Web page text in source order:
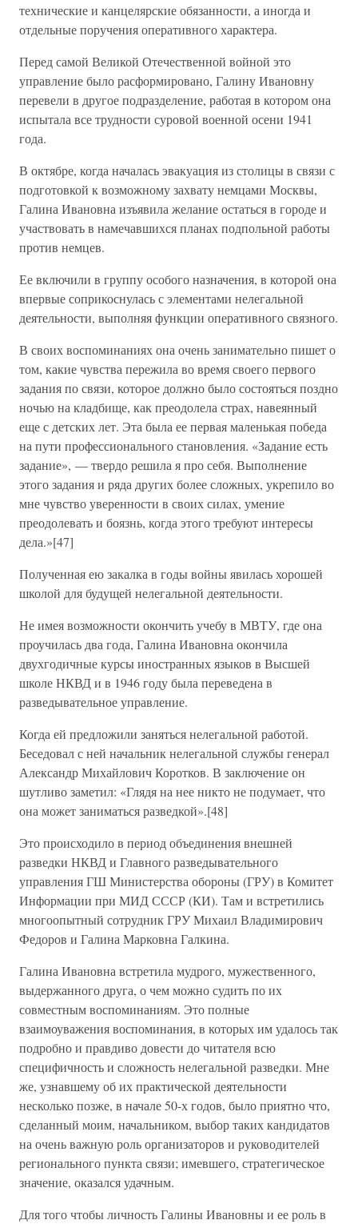
технические и канцелярские обязанности, а иногда и
отдельные поручения оперативного характера.
Перед самой Великой Отечественной войной это
управление было расформировано, Галину Ивановну
перевели в другое подразделение, работая в котором она
испытала все трудности суровой военной осени 1941
года.
В октябре, когда началась эвакуация из столицы в связи с
подготовкой к возможному захвату немцами Москвы,
Галина Ивановна изъявила желание остаться в городе и
участвовать в намечавшихся планах подпольной работы
против немцев.
Ее включили в группу особого назначения, в которой она
впервые соприкоснулась с элементами нелегальной
деятельности, выполняя функции оперативного связного.
В своих воспоминаниях она очень занимательно пишет о
том, какие чувства пережила во время своего первого
задания по связи, которое должно было состояться поздно
ночью на кладбище, как преодолела страх, навеянный
еще с детских лет. Эта была ее первая маленькая победа
на пути профессионального становления. «Задание есть
задание», — твердо решила я про себя. Выполнение
этого задания и ряда других более сложных, укрепило во
мне чувство уверенности в своих силах, умение
преодолевать и боязнь, когда этого требуют интересы
дела.»[47]
Полученная ею закалка в годы войны явилась хорошей
школой для будущей нелегальной деятельности.
Не имея возможности окончить учебу в МВТУ, где она
проучилась два года, Галина Ивановна окончила
двухгодичные курсы иностранных языков в Высшей
школе НКВД и в 1946 году была переведена в
разведывательное управление.
Когда ей предложили заняться нелегальной работой.
Беседовал с ней начальник нелегальной службы генерал
Александр Михайлович Коротков. В заключение он
шутливо заметил: «Глядя на нее никто не подумает, что
она может заниматься разведкой».[48]
Это происходило в период объединения внешней
разведки НКВД и Главного разведывательного
управления ГШ Министерства обороны (ГРУ) в Комитет
Информации при МИД СССР (КИ). Там и встретились
многоопытный сотрудник ГРУ Михаил Владимирович
Федоров и Галина Марковна Галкина.
Галина Ивановна встретила мудрого, мужественного,
выдержанного друга, о чем можно судить по их
совместным воспоминаниям. Это полные
взаимоуважения воспоминания, в которых им удалось так
подробно и правдиво довести до читателя всю
специфичность и сложность нелегальной разведки. Мне
же, узнавшему об их практической деятельности
несколько позже, в начале 50-х годов, было приятно что,
сделанный моим, начальником, выбор таких кандидатов
на очень важную роль организаторов и руководителей
регионального пункта связи; имевшего, стратегическое
значение, оказался удачным.
Для того чтобы личность Галины Ивановны и ее роль в